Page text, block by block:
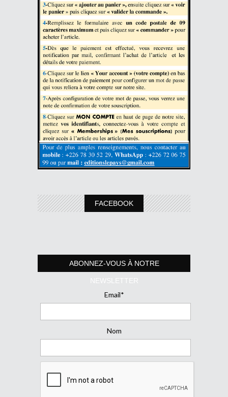
FACEBOOK
ABONNEZ-VOUS À NOTRE
NEWSLETTER
Email*
Nom